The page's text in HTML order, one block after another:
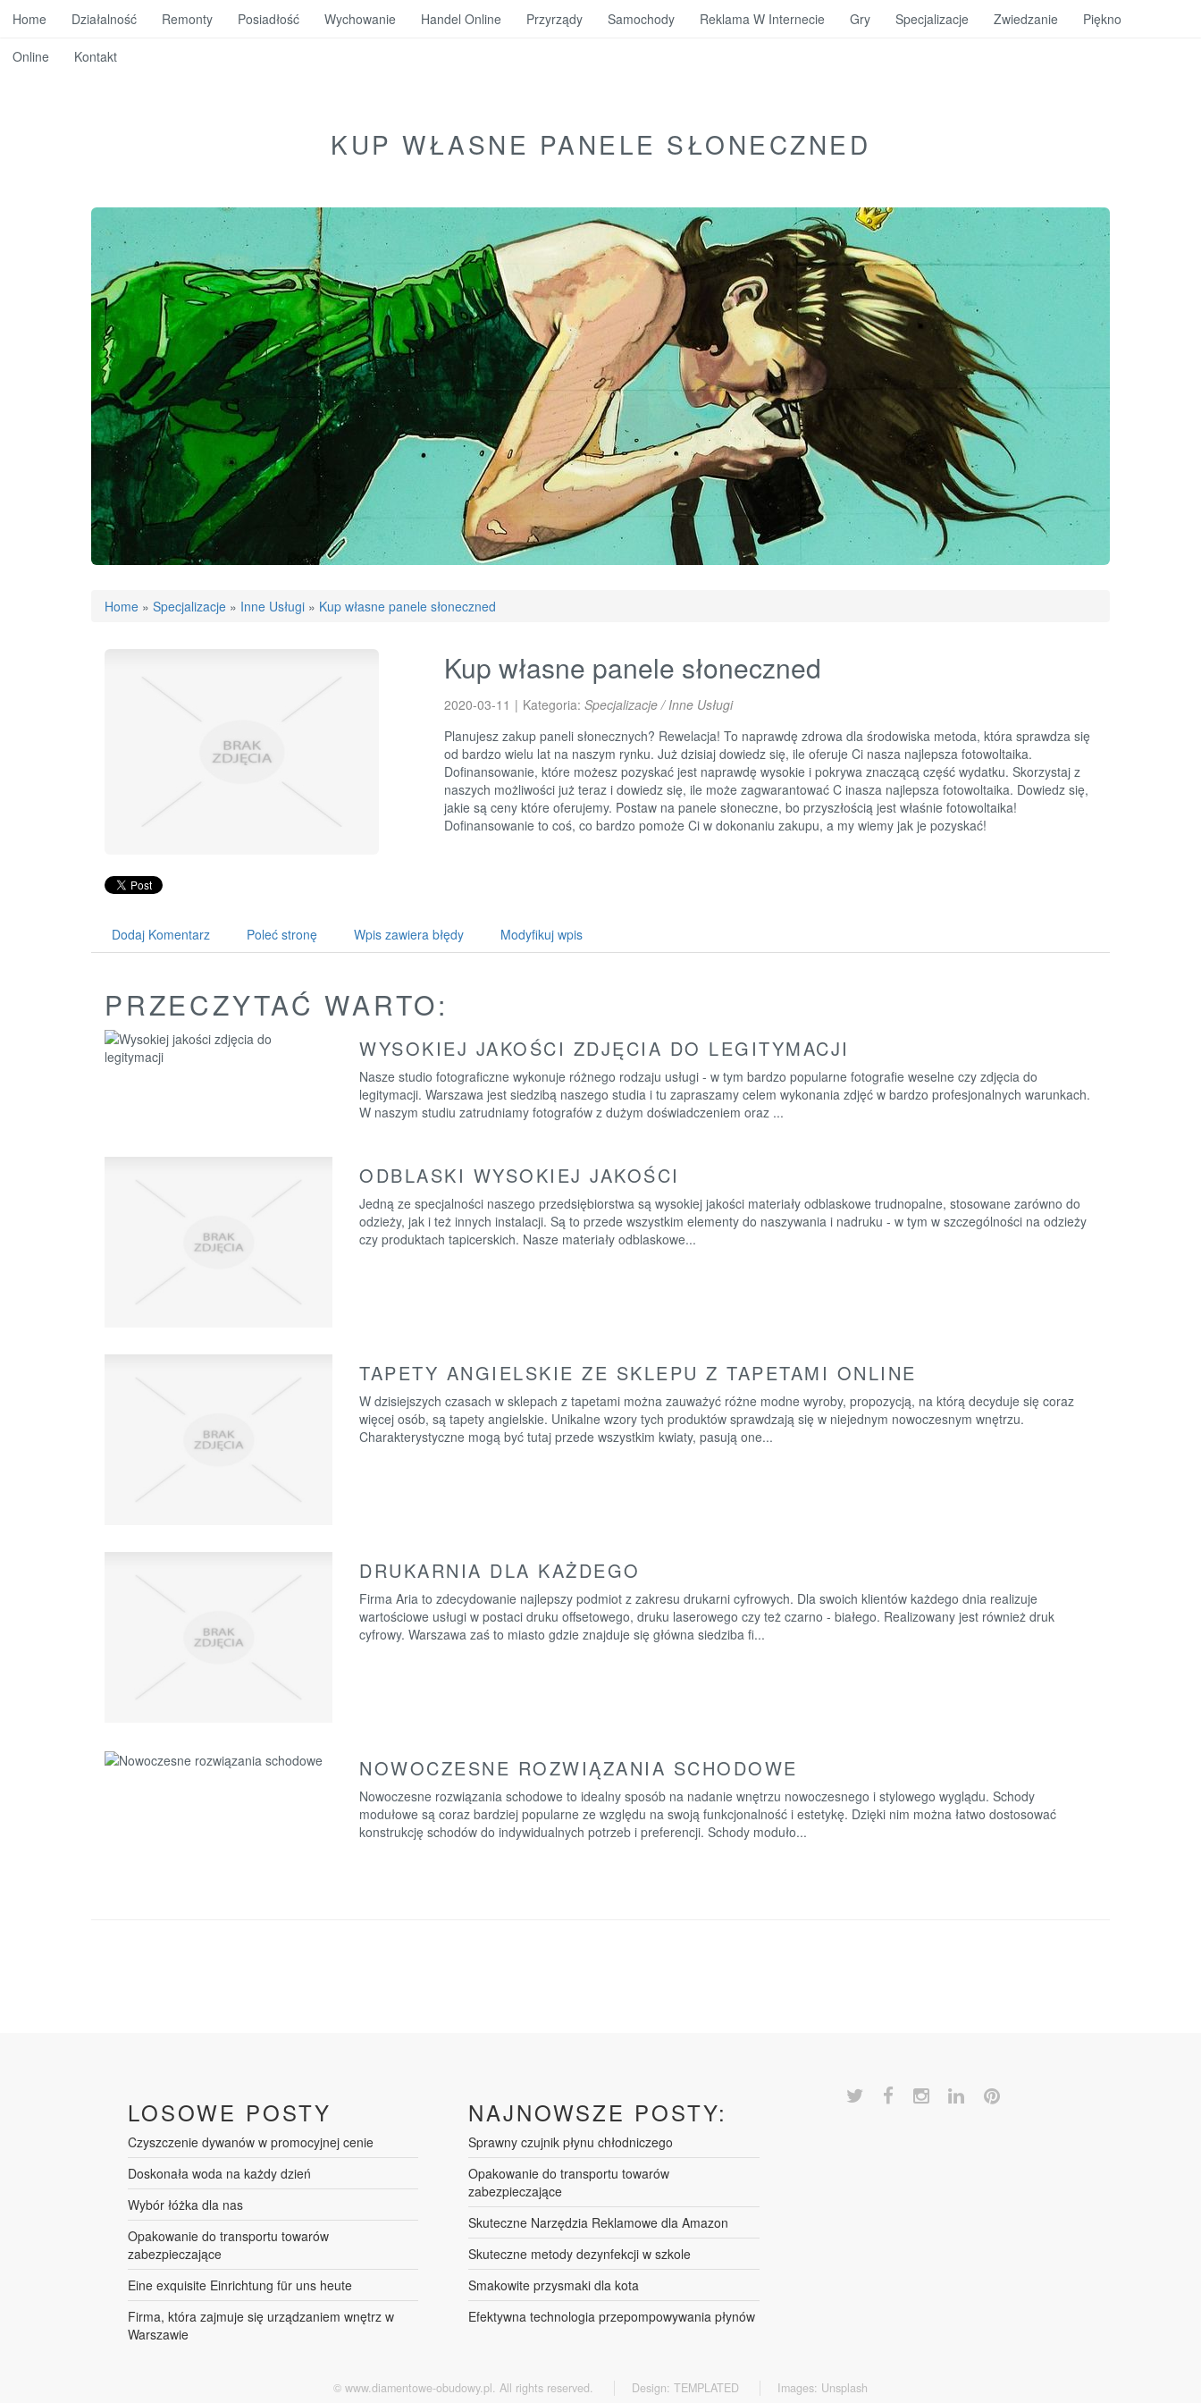
KUP WŁASNE PANELE SŁONECZNED
Home » Specjalizacje » Inne Usługi » Kup własne panele słoneczned
Kup własne panele słoneczned
2020-03-11 | Kategoria: Specjalizacje / Inne Usługi
Planujesz zakup paneli słonecznych? Rewelacja! To naprawdę zdrowa dla środowiska metoda, która sprawdza się
od bardzo wielu lat na naszym rynku. Już dzisiaj dowiedz się, ile oferuje Ci nasza najlepsza fotowoltaika.
Dofinansowanie, które możesz pozyskać jest naprawdę wysokie i pokrywa znaczącą część wydatku. Skorzystaj z
naszych możliwości już teraz i dowiedz się, ile może zagwarantować C inasza najlepsza fotowoltaika. Dowiedz się,
jakie są ceny które oferujemy. Postaw na panele słoneczne, bo przyszłością jest właśnie fotowoltaika!
Dofinansowanie to coś, co bardzo pomoże Ci w dokonaniu zakupu, a my wiemy jak je pozyskać!
Dodaj Komentarz Poleć stronę Wpis zawiera błędy Modyfikuj wpis
PRZECZYTAĆ WARTO:
WYSOKIEJ JAKOŚCI ZDJĘCIA DO LEGITYMACJI
Nasze studio fotograficzne wykonuje różnego rodzaju usługi - w tym bardzo popularne fotografie weselne czy zdjęcia do
legitymacji. Warszawa jest siedzibą naszego studia i tu zapraszamy celem wykonania zdjęć w bardzo profesjonalnych warunkach.
W naszym studiu zatrudniamy fotografów z dużym doświadczeniem oraz ...
ODBLASKI WYSOKIEJ JAKOŚCI
Jedną ze specjalności naszego przedsiębiorstwa są wysokiej jakości materiały odblaskowe trudnopalne, stosowane zarówno do
odzieży, jak i też innych instalacji. Są to przede wszystkim elementy do naszywania i nadruku - w tym w szczególności na odzieży
czy produktach tapicerskich. Nasze materiały odblaskowe...
TAPETY ANGIELSKIE ZE SKLEPU Z TAPETAMI ONLINE
W dzisiejszych czasach w sklepach z tapetami można zauważyć różne modne wyroby, propozycją, na którą decyduje się coraz
więcej osób, są tapety angielskie. Unikalne wzory tych produktów sprawdzają się w niejednym nowoczesnym wnętrzu.
Charakterystyczne mogą być tutaj przede wszystkim kwiaty, pasują one...
DRUKARNIA DLA KAŻDEGO
Firma Aria to zdecydowanie najlepszy podmiot z zakresu drukarni cyfrowych. Dla swoich klientów każdego dnia realizuje
wartościowe usługi w postaci druku offsetowego, druku laserowego czy też czarno - białego. Realizowany jest również druk
cyfrowy. Warszawa zaś to miasto gdzie znajduje się główna siedziba fi...
NOWOCZESNE ROZWIĄZANIA SCHODOWE
Nowoczesne rozwiązania schodowe to idealny sposób na nadanie wnętrzu nowoczesnego i stylowego wyglądu. Schody
modułowe są coraz bardziej popularne ze względu na swoją funkcjonalność i estetykę. Dzięki nim można łatwo dostosować
konstrukcję schodów do indywidualnych potrzeb i preferencji. Schody moduło...
LOSOWE POSTY
Czyszczenie dywanów w promocyjnej cenie
Doskonała woda na każdy dzień
Wybór łóżka dla nas
Opakowanie do transportu towarów
zabezpieczające
Eine exquisite Einrichtung für uns heute
Firma, która zajmuje się urządzaniem wnętrz w
Warszawie
NAJNOWSZE POSTY:
Sprawny czujnik płynu chłodniczego
Opakowanie do transportu towarów
zabezpieczające
Skuteczne Narzędzia Reklamowe dla Amazon
Skuteczne metody dezynfekcji w szkole
Smakowite przysmaki dla kota
Efektywna technologia przepompowywania płynów
© www.diamentowe-obudowy.pl. All rights reserved. Design: TEMPLATED Images: Unsplash
Home Działalność Remonty Posiadłość Wychowanie Handel Online Przyrządy Samochody Reklama W Internecie Gry Specjalizacje Zwiedzanie Piękno
Online Kontakt